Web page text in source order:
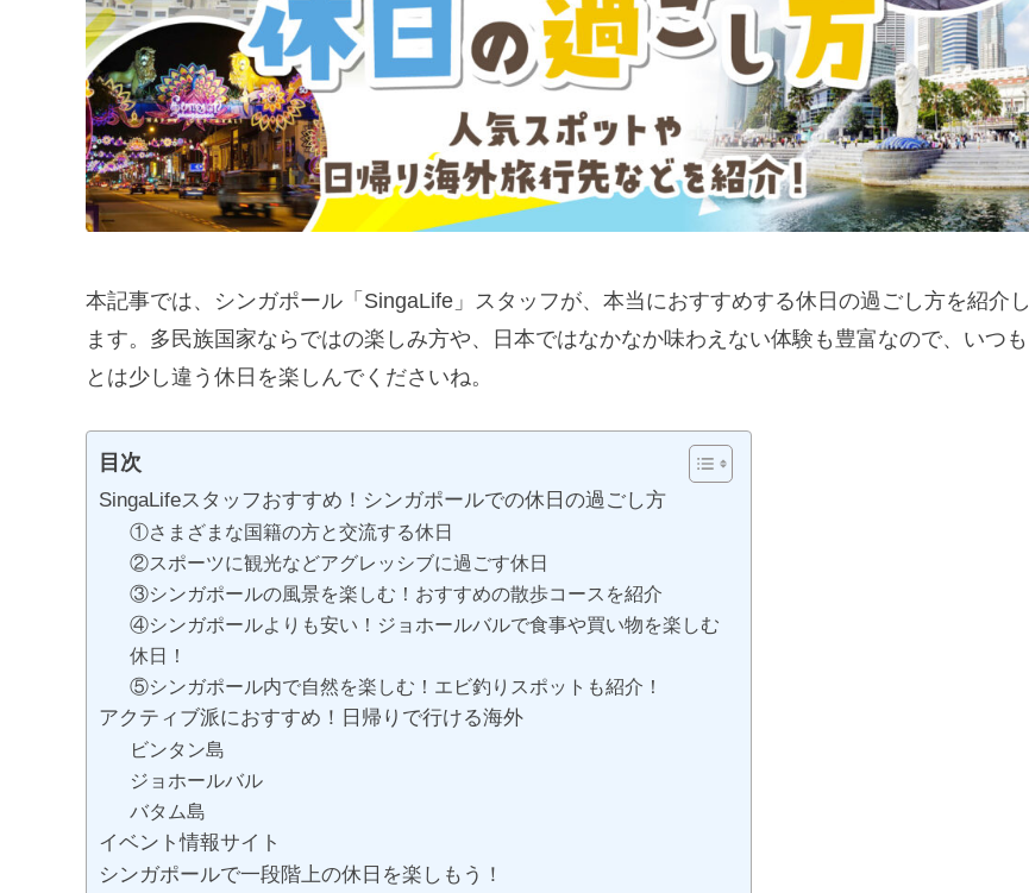
本記事では、シンガポール「SingaLife」スタッフが、本当におすすめする休日の過ごし方を紹介し
ます。多民族国家ならではの楽しみ方や、日本ではなかなか味わえない体験も豊富なので、いつも
とは少し違う休日を楽しんでくださいね。
目次
SingaLifeスタッフおすすめ！シンガポールでの休日の過ごし方
①さまざまな国籍の方と交流する休日
②スポーツに観光などアグレッシブに過ごす休日
③シンガポールの風景を楽しむ！おすすめの散歩コースを紹介
④シンガポールよりも安い！ジョホールバルで食事や買い物を楽しむ
休日！
⑤シンガポール内で自然を楽しむ！エビ釣りスポットも紹介！
アクティブ派におすすめ！日帰りで行ける海外
ビンタン島
ジョホールバル
バタム島
イベント情報サイト
シンガポールで一段階上の休日を楽しもう！